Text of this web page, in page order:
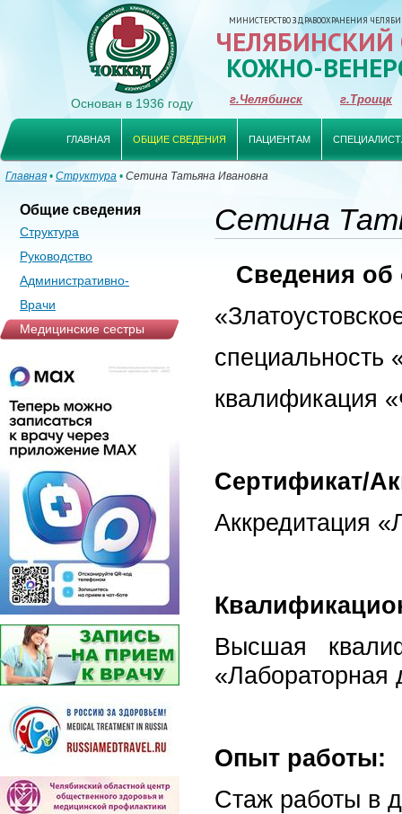
Основан в 1936 году
МИНИСТЕРСТВО ЗДРАВООХРАНЕНИЯ
КОЖНО-
г.Челябинск г.Троицк
ГЛАВНАЯ ОБЩИЕ СВЕДЕНИЯ ПАЦИЕНТАМ
Главная• Структура • Сетина Татьяна Ивановна
Сетина
Сведения об
специальность
квалификация
Сертификат/
Аккредитация
Высшая
«Лабораторная
Опыт работы:
Стаж работы в
Общие сведения
Структура
Руководство
Административно-
управленческий аппарат
Врачи
Медицинские сестры